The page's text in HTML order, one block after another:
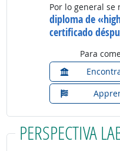
Por lo general se
diploma de
certificado
Para
PERSPECTIVA